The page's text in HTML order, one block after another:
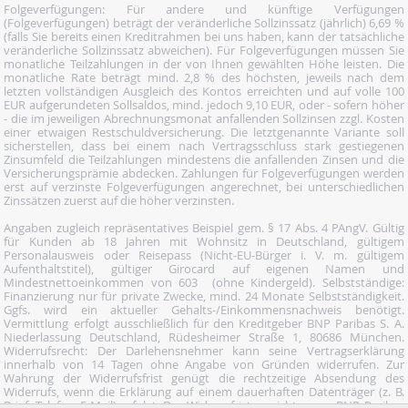
Folgeverfügungen: Für andere und künftige Verfügungen
(Folgeverfügungen) beträgt der veränderliche Sollzinssatz (jährlich) 6,69 %
(falls Sie bereits einen Kreditrahmen bei uns haben, kann der tatsächliche
veränderliche Sollzinssatz abweichen). Für Folgeverfügungen müssen Sie
monatliche Teilzahlungen in der von Ihnen gewählten Höhe leisten. Die
monatliche Rate beträgt mind. 2,8 % des höchsten, jeweils nach dem
letzten vollständigen Ausgleich des Kontos erreichten und auf volle 100
EUR aufgerundeten Sollsaldos, mind. jedoch 9,10 EUR, oder - sofern höher
- die im jeweiligen Abrechnungsmonat anfallenden Sollzinsen zzgl. Kosten
einer etwaigen Restschuldversicherung. Die letztgenannte Variante soll
sicherstellen, dass bei einem nach Vertragsschluss stark gestiegenen
Zinsumfeld die Teilzahlungen mindestens die anfallenden Zinsen und die
Versicherungsprämie abdecken. Zahlungen für Folgeverfügungen werden
erst auf verzinste Folgeverfügungen angerechnet, bei unterschiedlichen
Zinssätzen zuerst auf die höher verzinsten.
Angaben zugleich repräsentatives Beispiel gem. § 17 Abs. 4 PAngV. Gültig
für Kunden ab 18 Jahren mit Wohnsitz in Deutschland, gültigem
Personalausweis oder Reisepass (Nicht-EU-Bürger i. V. m. gültigem
Aufenthaltstitel), gültiger Girocard auf eigenen Namen und
Mindestnettoeinkommen von 603  (ohne Kindergeld). Selbstständige:
Finanzierung nur für private Zwecke, mind. 24 Monate Selbstständigkeit.
Ggfs. wird ein aktueller Gehalts-/Einkommensnachweis benötigt.
Vermittlung erfolgt ausschließlich für den Kreditgeber BNP Paribas S. A.
Niederlassung Deutschland, Rüdesheimer Straße 1, 80686 München.
Widerrufsrecht: Der Darlehensnehmer kann seine Vertragserklärung
innerhalb von 14 Tagen ohne Angabe von Gründen widerrufen. Zur
Wahrung der Widerrufsfrist genügt die rechtzeitige Absendung des
Widerrufs, wenn die Erklärung auf einem dauerhaften Datenträger (z. B.